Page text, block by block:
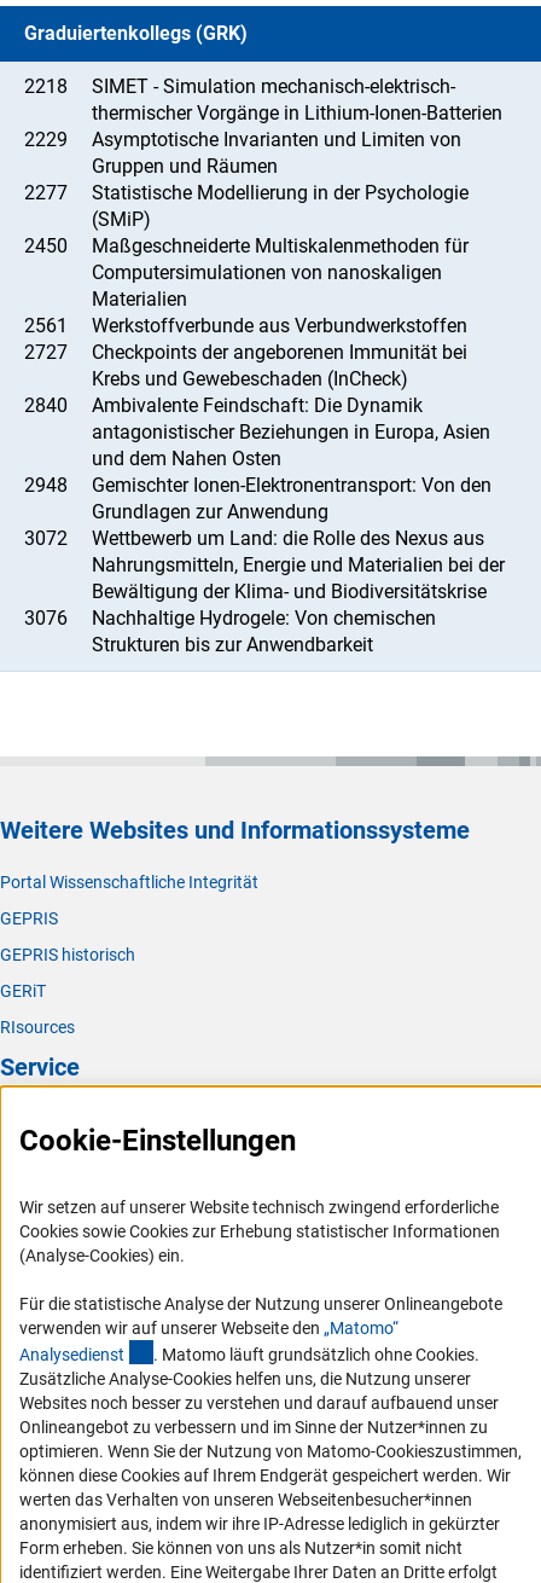
Graduiertenkollegs (GRK)
2218
SIMET - Simulation mechanisch-elektrisch-
thermischer Vorgänge in Lithium-Ionen-Batterien
2229
Asymptotische Invarianten und Limiten von
Gruppen und Räumen
2277
Statistische Modellierung in der Psychologie
(SMiP)
2450
Maßgeschneiderte Multiskalenmethoden für
Computersimulationen von nanoskaligen
Materialien
2561
Werkstoffverbunde aus Verbundwerkstoffen
2727
Checkpoints der angeborenen Immunität bei
Krebs und Gewebeschaden (InCheck)
2840
Ambivalente Feindschaft: Die Dynamik
antagonistischer Beziehungen in Europa, Asien
und dem Nahen Osten
2948
Gemischter Ionen-Elektronentransport: Von den
Grundlagen zur Anwendung
3072
Wettbewerb um Land: die Rolle des Nexus aus
Nahrungsmitteln, Energie und Materialien bei der
Bewältigung der Klima- und Biodiversitätskrise
3076
Nachhaltige Hydrogele: Von chemischen
Strukturen bis zur Anwendbarkeit
Weitere Websites und Informationssysteme
Portal Wissenschaftliche Integrität
GEPRIS
GEPRIS historisch
GERiT
RIsources
Service
FAQ
Logo und Corporate Design
RSS-Feeds
Compliance
Vergabeverfahren
Barrierefreiheit
Service und Informationen für Menschen mit Behinderungen
Erklärung zur Barrierefreiheit
Barriere melden
DFG-aktuell
Cookie-Einstellungen
Wir setzen auf unserer Website technisch zwingend erforderliche
Cookies sowie Cookies zur Erhebung statistischer Informationen
(Analyse-Cookies) ein.
Für die statistische Analyse der Nutzung unserer Onlineangebote
verwenden wir auf unserer Webseite den „Matomo“
Analysedienst (externer Link)
. Matomo läuft grundsätzlich ohne Cookies.
Zusätzliche Analyse-Cookies helfen uns, die Nutzung unserer
Websites noch besser zu verstehen und darauf aufbauend unser
Onlineangebot zu verbessern und im Sinne der Nutzer*innen zu
optimieren. Wenn Sie der Nutzung von Matomo-Cookieszustimmen,
können diese Cookies auf Ihrem Endgerät gespeichert werden. Wir
werten das Verhalten von unseren Webseitenbesucher*innen
anonymisiert aus, indem wir ihre IP-Adresse lediglich in gekürzter
Form erheben. Sie können von uns als Nutzer*in somit nicht
identifiziert werden. Eine Weitergabe Ihrer Daten an Dritte erfolgt